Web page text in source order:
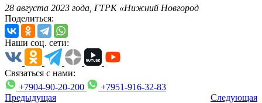
28 августа 2023 года, ГТРК «Нижний Новгород
Поделиться:
Наши соц. сети:
Связаться с нами:
+7904-90-20-200
+7951-916-32-83
Предыдущая
Следующая